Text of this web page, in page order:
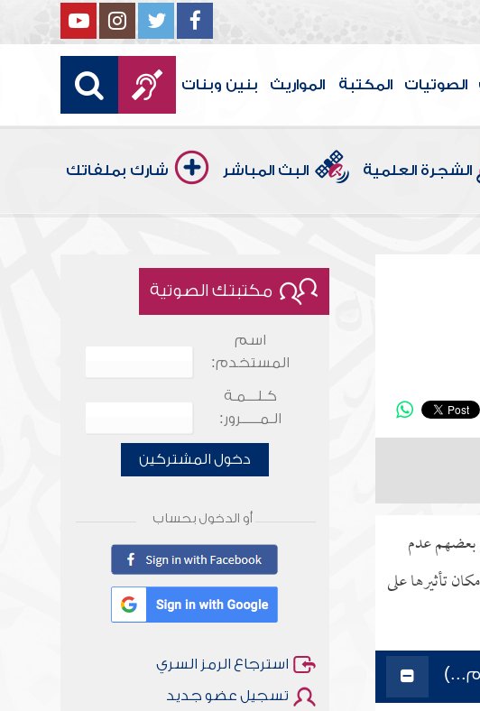
الصوتيات المكتبة المواريث بنين وبنات
الشجرة العلمية البث المباشر شارك بملفاتك
بعضهم عدم
تأثيرها على
مكتبتك الصوتية
اسم
المستخدم:
كـلـــمـة
الـمـــــرور:
دخول المشتركين
أو الدخول بحساب
استرجاع الرمز السري
تسجيل عضو جديد